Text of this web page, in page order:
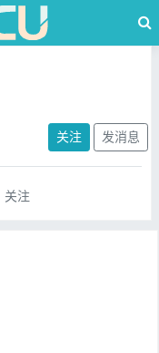
关注 发消息
关注